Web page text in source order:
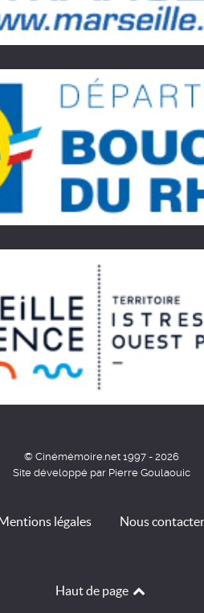
© Cinémémoire.net 1997 - 2026
Site développé par Pierre Goulaouic
légales Nous contacter
Haut de page